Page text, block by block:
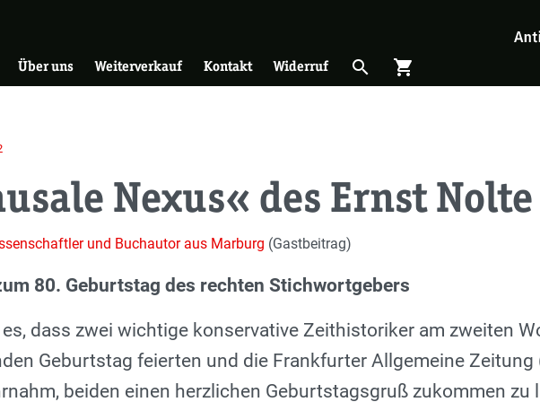
Über uns Weiterverkauf Kontakt Widerruf Suche öffnen
search Warenkorb öffnen
shopping_cart
Nexus« des Ernst Nolte
und Buchautor aus Marburg (Gastbeitrag)
80. Geburtstag des rechten Stichwortgebers
dass zwei wichtige konservative Zeithistoriker am zweiten
Geburtstag feierten und die Frankfurter Allgemeine Zeitung
beiden einen herzlichen Geburtstagsgruß zukommen zu